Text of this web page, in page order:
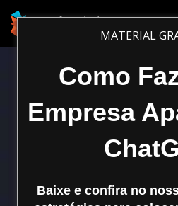
MATERIAL
Como
Empresa
Baixe e confira no